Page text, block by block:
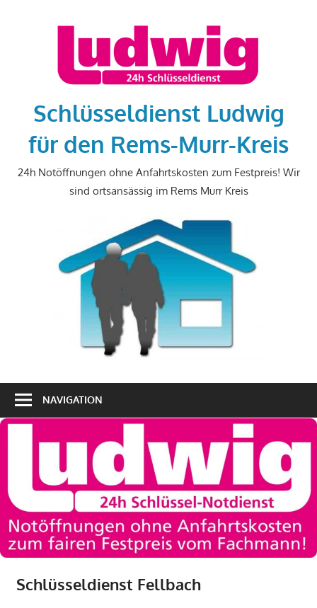
Schlüsseldienst Ludwig
für den Rems-Murr-Kreis
24h Notöffnungen ohne Anfahrtskosten zum Festpreis! Wir
sind ortsansässig im Rems Murr Kreis
NAVIGATION
Schlüsseldienst Fellbach